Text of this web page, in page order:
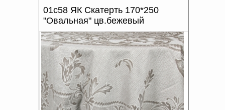
01с58 ЯК Скатерть 170*250
"Овальная" цв.бежевый